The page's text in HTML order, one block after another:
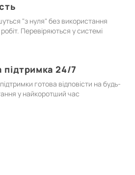
"з нуля" без використання
Перевіряються у системі
24/7
готова відповісти на будь-
у найкоротший час